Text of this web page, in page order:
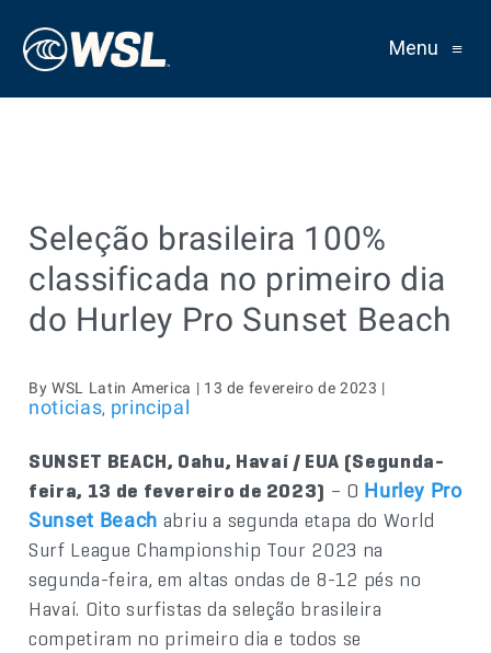
Menu ≡
Seleção brasileira 100%
classificada no primeiro dia
do Hurley Pro Sunset Beach
By WSL Latin America | 13 de fevereiro de 2023 |
noticias, principal
SUNSET BEACH, Oahu, Havaí / EUA (Segunda-
feira, 13 de fevereiro de 2023) – O Hurley Pro
Sunset Beach abriu a segunda etapa do World
Surf League Championship Tour 2023 na
segunda-feira, em altas ondas de 8-12 pés no
Havaí. Oito surfistas da seleção brasileira
competiram no primeiro dia e todos se